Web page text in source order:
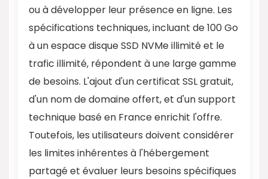
ou à développer leur présence en ligne. Les
spécifications techniques, incluant de 100 Go
à un espace disque SSD NVMe illimité et le
trafic illimité, répondent à une large gamme
de besoins. L'ajout d'un certificat SSL gratuit,
d'un nom de domaine offert, et d'un support
technique basé en France enrichit l'offre.
Toutefois, les utilisateurs doivent considérer
les limites inhérentes à l'hébergement
partagé et évaluer leurs besoins spécifiques